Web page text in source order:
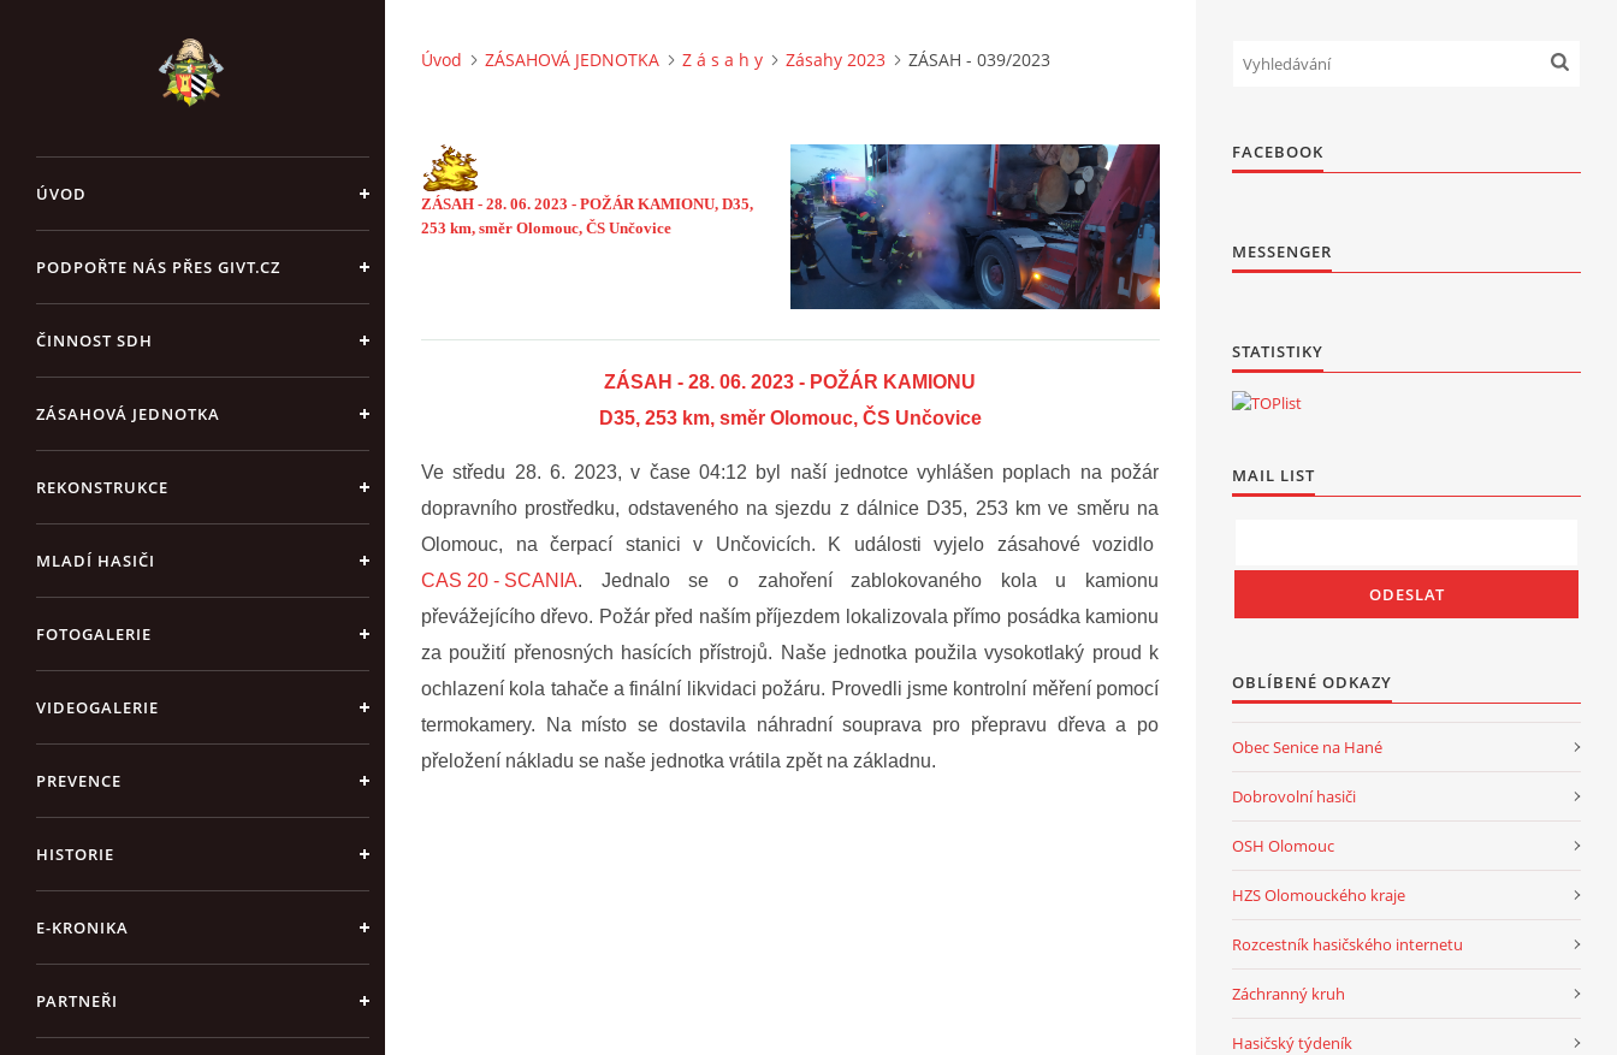
ÚVOD
PODPOŘTE NÁS PŘES GIVT.CZ
ČINNOST SDH
ZÁSAHOVÁ JEDNOTKA
REKONSTRUKCE
MLADÍ HASIČI
FOTOGALERIE
VIDEOGALERIE
PREVENCE
HISTORIE
E-KRONIKA
PARTNEŘI
Úvod ZÁSAHOVÁ JEDNOTKA Z á s a h y Zásahy 2023 ZÁSAH - 039/2023
ZÁSAH - 28. 06. 2023 - POŽÁR KAMIONU, D35,
253 km, směr Olomouc, ČS Unčovice
ZÁSAH - 28. 06. 2023 - POŽÁR KAMIONU
D35, 253 km, směr Olomouc, ČS Unčovice
Ve středu 28. 6. 2023, v čase 04:12 byl naší jednotce vyhlášen poplach na požár
dopravního prostředku, odstaveného na sjezdu z dálnice D35, 253 km ve směru na
Olomouc, na čerpací stanici v Unčovicích. K události vyjelo zásahové vozidlo
CAS 20 - SCANIA. Jednalo se o zahoření zablokovaného kola u kamionu
převážejícího dřevo. Požár před naším příjezdem lokalizovala přímo posádka kamionu
za použití přenosných hasících přístrojů. Naše jednotka použila vysokotlaký proud k
ochlazení kola tahače a finální likvidaci požáru. Provedli jsme kontrolní měření pomocí
termokamery. Na místo se dostavila náhradní souprava pro přepravu dřeva a po
přeložení nákladu se naše jednotka vrátila zpět na základnu.
FACEBOOK
MESSENGER
STATISTIKY
MAIL LIST
OBLÍBENÉ ODKAZY
Obec Senice na Hané
Dobrovolní hasiči
OSH Olomouc
HZS Olomouckého kraje
Rozcestník hasičského internetu
Záchranný kruh
Hasičský týdeník